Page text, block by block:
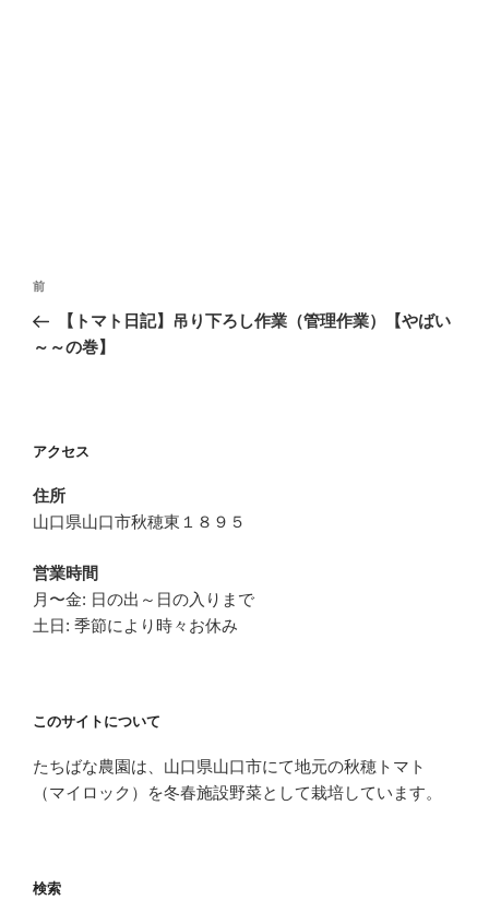
投
ナ
シ
ョ
ン
前
の
前
【トマト日記】吊り下ろし作業（管理作業）【やばい
～～の巻】
アクセス
住所
山口県山口市秋穂東１８９５
営業時間
月〜金: 日の出～日の入りまで
土日: 季節により時々お休み
このサイトについて
たちばな農園は、山口県山口市にて地元の秋穂トマト
（マイロック）を冬春施設野菜として栽培しています。
検索